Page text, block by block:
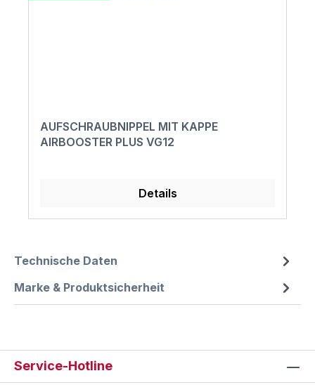
AUFSCHRAUBNIPPEL MIT KAPPE
AIRBOOSTER PLUS VG12
Details
Technische Daten
Marke & Produktsicherheit
Service-Hotline